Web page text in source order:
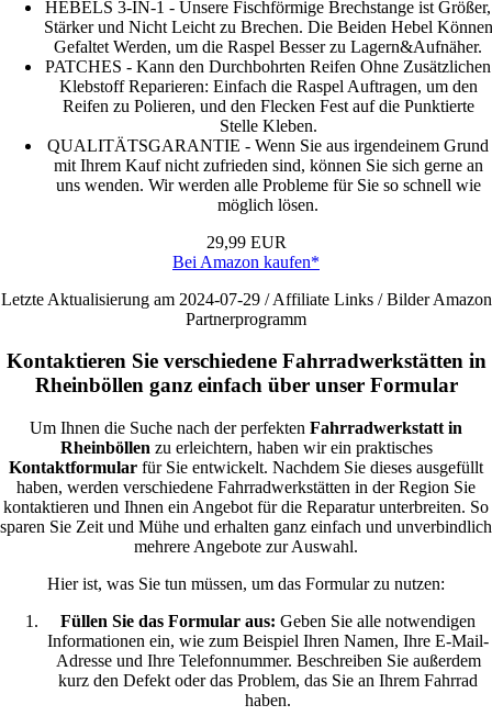
HEBELS 3-IN-1 - Unsere Fischförmige Brechstange ist Größer,
Stärker und Nicht Leicht zu Brechen. Die Beiden Hebel Können
Gefaltet Werden, um die Raspel Besser zu Lagern&Aufnäher.
PATCHES - Kann den Durchbohrten Reifen Ohne Zusätzlichen
Klebstoff Reparieren: Einfach die Raspel Auftragen, um den
Reifen zu Polieren, und den Flecken Fest auf die Punktierte
Stelle Kleben.
QUALITÄTSGARANTIE - Wenn Sie aus irgendeinem Grund
mit Ihrem Kauf nicht zufrieden sind, können Sie sich gerne an
uns wenden. Wir werden alle Probleme für Sie so schnell wie
möglich lösen.
29,99 EUR
Bei Amazon kaufen*
Letzte Aktualisierung am 2024-07-29 / Affiliate Links / Bilder Amazon
Partnerprogramm
Kontaktieren Sie verschiedene Fahrradwerkstätten in
Rheinböllen ganz einfach über unser Formular
Um Ihnen die Suche nach der perfekten Fahrradwerkstatt in
Rheinböllen zu erleichtern, haben wir ein praktisches
Kontaktformular für Sie entwickelt. Nachdem Sie dieses ausgefüllt
haben, werden verschiedene Fahrradwerkstätten in der Region Sie
kontaktieren und Ihnen ein Angebot für die Reparatur unterbreiten. So
sparen Sie Zeit und Mühe und erhalten ganz einfach und unverbindlich
mehrere Angebote zur Auswahl.
Hier ist, was Sie tun müssen, um das Formular zu nutzen:
Füllen Sie das Formular aus: Geben Sie alle notwendigen
Informationen ein, wie zum Beispiel Ihren Namen, Ihre E-Mail-
Adresse und Ihre Telefonnummer. Beschreiben Sie außerdem
kurz den Defekt oder das Problem, das Sie an Ihrem Fahrrad
haben.